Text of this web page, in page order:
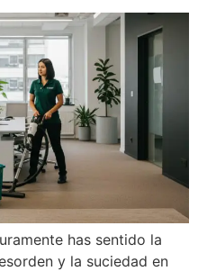
has sentido la
y la suciedad en